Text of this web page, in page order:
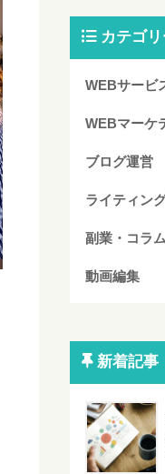
カテゴ
WEBサービ
WEBマーケ
ブログ運営
ライティン
副業・コラム
動画編集
新着記事